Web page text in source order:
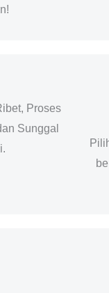
Proses
Sunggal